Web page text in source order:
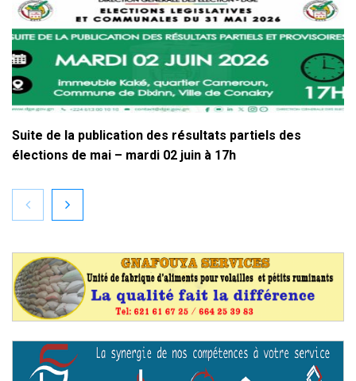
Suite de la publication des résultats partiels des
élections de mai – mardi 02 juin à 17h